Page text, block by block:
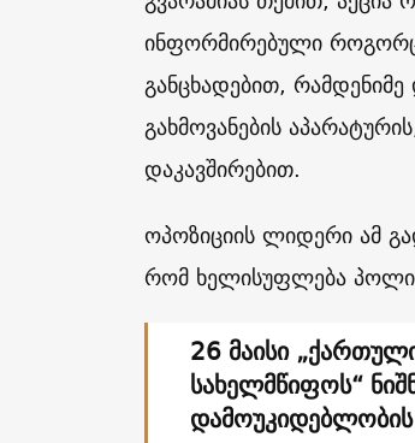
ინფორმირებული როგორც
განცხადებით,
გახმოვანების
დაკავშირებით.
ოპოზიციის ლიდერი ამ
რომ ხელისუფლება
26 მაისი
სახელმწიფოს“